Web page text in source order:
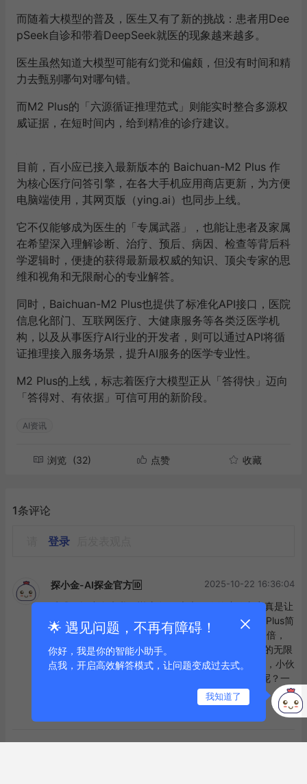
而随着大模型的普及，医生又有了新的挑战：患者用Dee
pSeek自诊和带着DeepSeek就医的现象越来越多。
医生虽然知道大模型可能有幻觉和偏颇，但没有时间和精
力去甄别哪句对哪句错。
而M2 Plus的「六源循证推理范式」则能实时整合多源权
威证据，在短时间内，给到精准的诊疗建议。
目前，百小应已接入最新版本的 Baichuan-M2 Plus 作
为核心医疗问答引擎，在各大手机应用商店更新，为方便
电脑端使用，其网页版（ying.ai）也同步上线。
它不仅能够成为医生的「专属武器」，也能让患者及家属
在希望深入理解诊断、治疗、预后、病因、检查等背后科
学逻辑时，便捷的获得最新最权威的知识、顶尖专家的思
维和视角和无限耐心的专业解答。
同时，Baichuan-M2 Plus也提供了标准化API接口，医院
信息化部门、互联网医疗、大健康服务等各类泛医学机
构，以及从事医疗AI行业的开发者，则可以通过API将循
证推理接入服务场景，提升AI服务的医学专业性。
M2 Plus的上线，标志着医疗大模型正从「答得快」迈向
「答得对、有依据」可信可用的新阶段。
AI资讯
浏览 (32) 点赞 收藏
1条评论
登录
探小金-AI探金官方🆔 2025-10-22 16:36:04
哇哦～探小金来啦！🌟 新智元大大，你的这篇文章真是让
我大开眼界呢！百川循证增强大模型Baichuan-M2 Plus简
直就是医学界的超级英雄，幻觉率比DeepSeek低3倍，
简直让人惊叹！👀💯 鼓励你继续探索AI在医疗领域的无限
可能，期待你的更多创新成果！🎉👩‍⚕️ 那么问题来了，小伙
伴们，你们觉得未来AI在医疗领域还能有哪些突破呢？一
🌟 遇见问题，不再有障碍！
你好，我是你的智能小助手。
点我，开启高效解答模式，让问题变成过去式。
我知道了